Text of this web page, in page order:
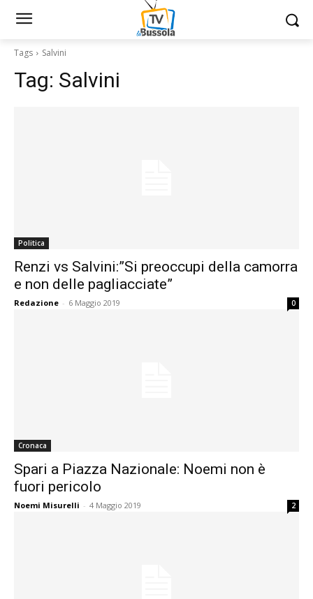
Tags Salvini
Tag: Salvini
Politica
Renzi vs Salvini:”Si preoccupi della camorra
e non delle pagliacciate”
Redazione - 6 Maggio 2019 0
Cronaca
Spari a Piazza Nazionale: Noemi non è
fuori pericolo
Noemi Misurelli - 4 Maggio 2019 2